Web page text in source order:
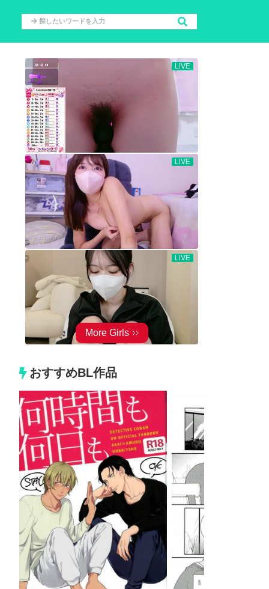
おすすめBL作品